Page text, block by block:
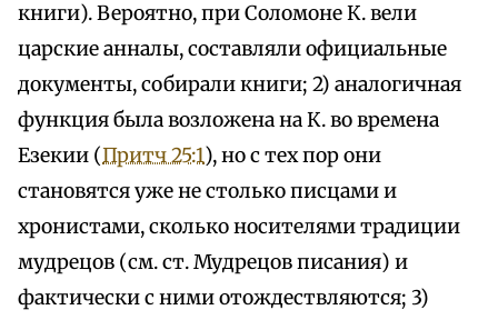
книги). Вероятно, при Соломоне К. вели
царские анналы, составляли официальные
документы, собирали книги; 2) аналогичная
функция была возложена на К. во времена
Езекии (Притч 25:1), но с тех пор они
становятся уже не столько писцами и
хронистами, сколько носителями традиции
мудрецов (см. ст. Мудрецов писания) и
фактически с ними отождествляются; 3)